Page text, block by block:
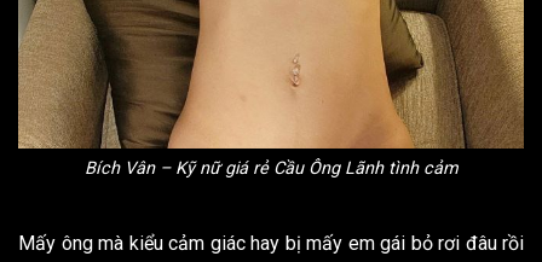
Bích Vân – Kỹ nữ giá rẻ Cầu Ông Lãnh tình cảm
Mấy ông mà kiểu cảm giác hay bị mấy em gái bỏ rơi đâu rồi